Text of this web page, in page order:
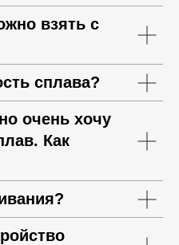
взять с
сплава?
очень хочу
Как